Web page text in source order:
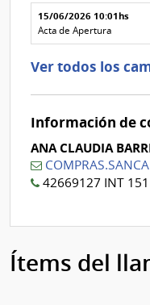
Aclaraciones del
Fecha y
texto de
la
Archivo
de la
15/06/2026 10:01hs
Acta de Apertura
Ver todos los
Información de
ANA CLAUDIA
42669127 INT
Ítems del